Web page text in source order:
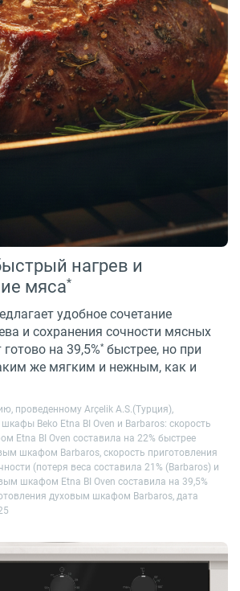
нагрев и
мяса*
удобное сочетание
и сохранения сочности мясных
на 39,5%* быстрее, но при
же мягким и нежным, как и
проведенному Arçelik A.S.(Турция),
Beko Etna BI Oven и Barbaros: скорость
Etna BI Oven составила на 22% быстрее
шкафом Barbaros, скорость приготовления
(потеря веса составила 21% (Barbaros) и
шкафом Etna BI Oven составила на 39,5%
духовым шкафом Barbaros, дата